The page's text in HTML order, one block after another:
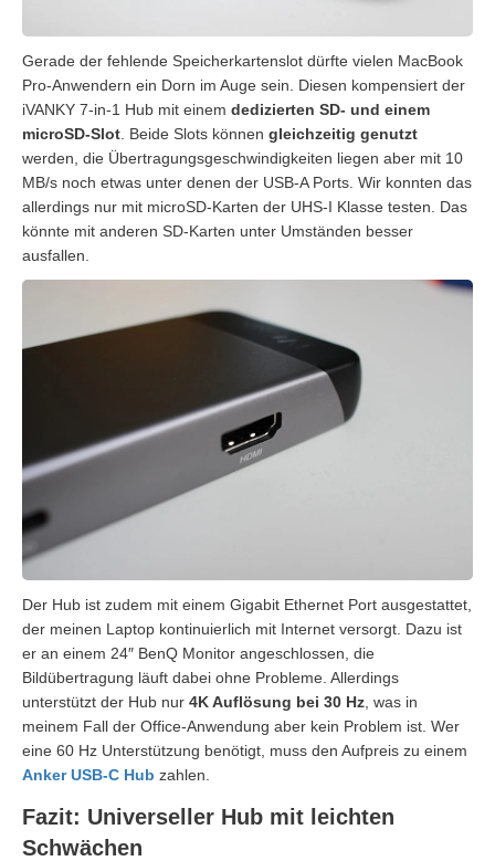
Gerade der fehlende Speicherkartenslot dürfte vielen MacBook
Pro-Anwendern ein Dorn im Auge sein. Diesen kompensiert der
iVANKY 7-in-1 Hub mit einem dedizierten SD- und einem
microSD-Slot . Beide Slots können gleichzeitig genutzt
werden, die Übertragungsgeschwindigkeiten liegen aber mit 10
MB/s noch etwas unter denen der USB-A Ports. Wir konnten das
allerdings nur mit microSD-Karten der UHS-I Klasse testen. Das
könnte mit anderen SD-Karten unter Umständen besser
ausfallen.
Der Hub ist zudem mit einem Gigabit Ethernet Port ausgestattet,
der meinen Laptop kontinuierlich mit Internet versorgt. Dazu ist
er an einem 24″ BenQ Monitor angeschlossen, die
Bildübertragung läuft dabei ohne Probleme. Allerdings
unterstützt der Hub nur 4K Auflösung bei 30 Hz , was in
meinem Fall der Office-Anwendung aber kein Problem ist. Wer
eine 60 Hz Unterstützung benötigt, muss den Aufpreis zu einem
Anker USB-C Hub zahlen.
Fazit: Universeller Hub mit leichten
Schwächen